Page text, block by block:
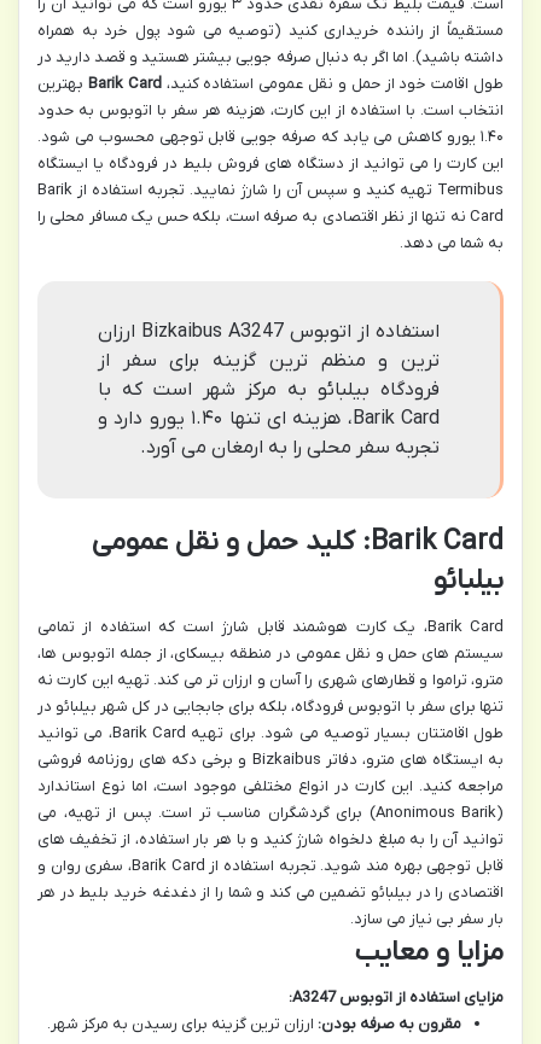
است. قیمت بلیط تک سفره نقدی حدود ۳ یورو است که می توانید آن را
مستقیماً از راننده خریداری کنید (توصیه می شود پول خرد به همراه
داشته باشید). اما اگر به دنبال صرفه جویی بیشتر هستید و قصد دارید در
طول اقامت خود از حمل و نقل عمومی استفاده کنید،Barik Card بهترین
انتخاب است. با استفاده از این کارت، هزینه هر سفر با اتوبوس به حدود
۱.۴۰ یورو کاهش می یابد که صرفه جویی قابل توجهی محسوب می شود.
این کارت را می توانید از دستگاه های فروش بلیط در فرودگاه یا ایستگاه
Termibus تهیه کنید و سپس آن را شارژ نمایید. تجربه استفاده از Barik
Card نه تنها از نظر اقتصادی به صرفه است، بلکه حس یک مسافر محلی را
به شما می دهد.
استفاده از اتوبوس Bizkaibus A3247 ارزان
ترین و منظم ترین گزینه برای سفر از
فرودگاه بیلبائو به مرکز شهر است که با
Barik Card، هزینه ای تنها ۱.۴۰ یورو دارد و
تجربه سفر محلی را به ارمغان می آورد.
Barik Card: کلید حمل و نقل عمومی
بیلبائو
Barik Card، یک کارت هوشمند قابل شارژ است که استفاده از تمامی
سیستم های حمل و نقل عمومی در منطقه بیسکای، از جمله اتوبوس ها،
مترو، تراموا و قطارهای شهری را آسان و ارزان تر می کند. تهیه این کارت نه
تنها برای سفر با اتوبوس فرودگاه، بلکه برای جابجایی در کل شهر بیلبائو در
طول اقامتتان بسیار توصیه می شود. برای تهیه Barik Card، می توانید
به ایستگاه های مترو، دفاتر Bizkaibus و برخی دکه های روزنامه فروشی
مراجعه کنید. این کارت در انواع مختلفی موجود است، اما نوع استاندارد
(Anonimous Barik) برای گردشگران مناسب تر است. پس از تهیه، می
توانید آن را به مبلغ دلخواه شارژ کنید و با هر بار استفاده، از تخفیف های
قابل توجهی بهره مند شوید. تجربه استفاده از Barik Card، سفری روان و
اقتصادی را در بیلبائو تضمین می کند و شما را از دغدغه خرید بلیط در هر
بار سفر بی نیاز می سازد.
مزایا و معایب
مزایای استفاده از اتوبوس A3247:
مقرون به صرفه بودن: ارزان ترین گزینه برای رسیدن به مرکز شهر.